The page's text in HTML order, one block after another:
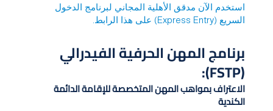
استخدم الآن مدقق الأهلية المجاني لبرنامج الدخول
السريع (Express Entry) على هذا الرابط.
برنامج المهن الحرفية الفيدرالي
(FSTP):
الاعتراف بمواهب المهن المتخصصة للإقامة الدائمة
الكندية